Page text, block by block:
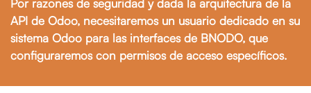
API de Odoo, necesitaremos un usuario dedicado en su
sistema Odoo para las interfaces de BNODO, que
configuraremos con permisos de acceso específicos.